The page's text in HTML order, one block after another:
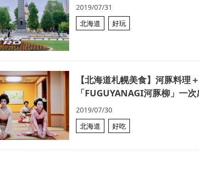
2019/07/31
北海道
好玩
【北海道札幌美食】河豚料理
「FUGUYANAGI河豚柳」一
2019/07/30
北海道
好吃